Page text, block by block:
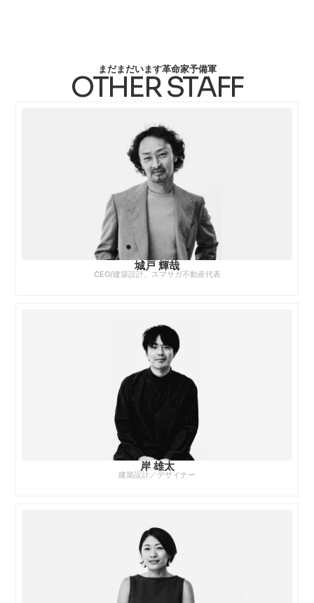
まだまだいます革命家予備軍
OTHER STAFF
城戸 輝哉
CEO/建築設計、スマサガ不動産代表
岸 雄太
建築設計／デザイナー